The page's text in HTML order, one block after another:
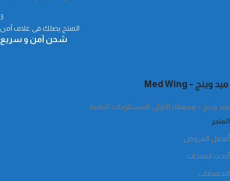
3
المنتج يصلك فى غلاف آمن
شحن آمن و سريع
ميد وينج – Med Wing
ميد وينج – وجهتك الأولى للمستلزمات الطبية
المتجر
أفضل العروض
أحدث المنتجات
التخفيضات